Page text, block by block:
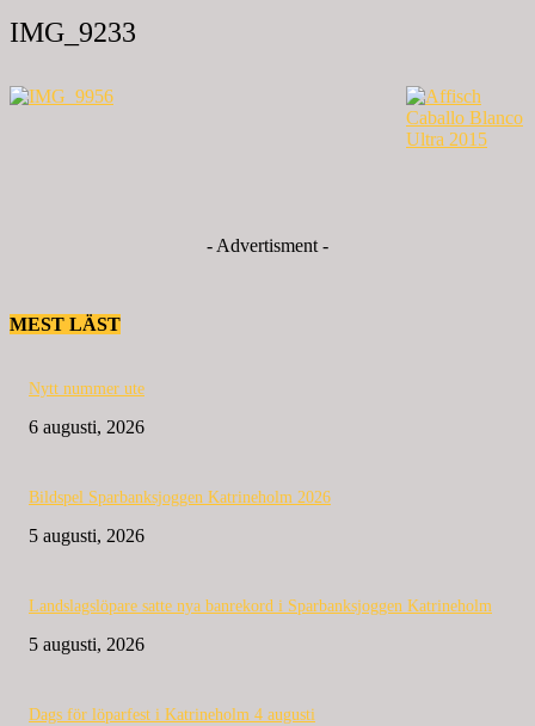
IMG_9233
- Advertisment -
MEST LÄST
Nytt nummer ute
6 augusti, 2026
Bildspel Sparbanksjoggen Katrineholm 2026
5 augusti, 2026
Landslagslöpare satte nya banrekord i Sparbanksjoggen Katrineholm
5 augusti, 2026
Dags för löparfest i Katrineholm 4 augusti